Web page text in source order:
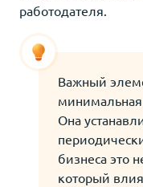
работодателя.
Важный
минимальная
Она
бизнеса это
который